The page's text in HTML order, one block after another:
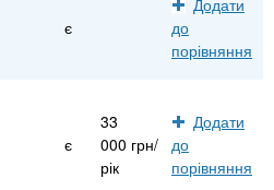
є
до
порівняння
є
33
000 грн/
рік
Додати
до
порівняння